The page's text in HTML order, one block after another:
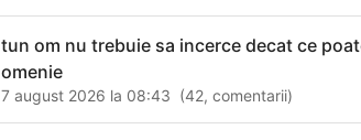
tun om nu trebuie sa incerce decat ce
omenie
7 august 2026 la 08:43 (42,comentarii)